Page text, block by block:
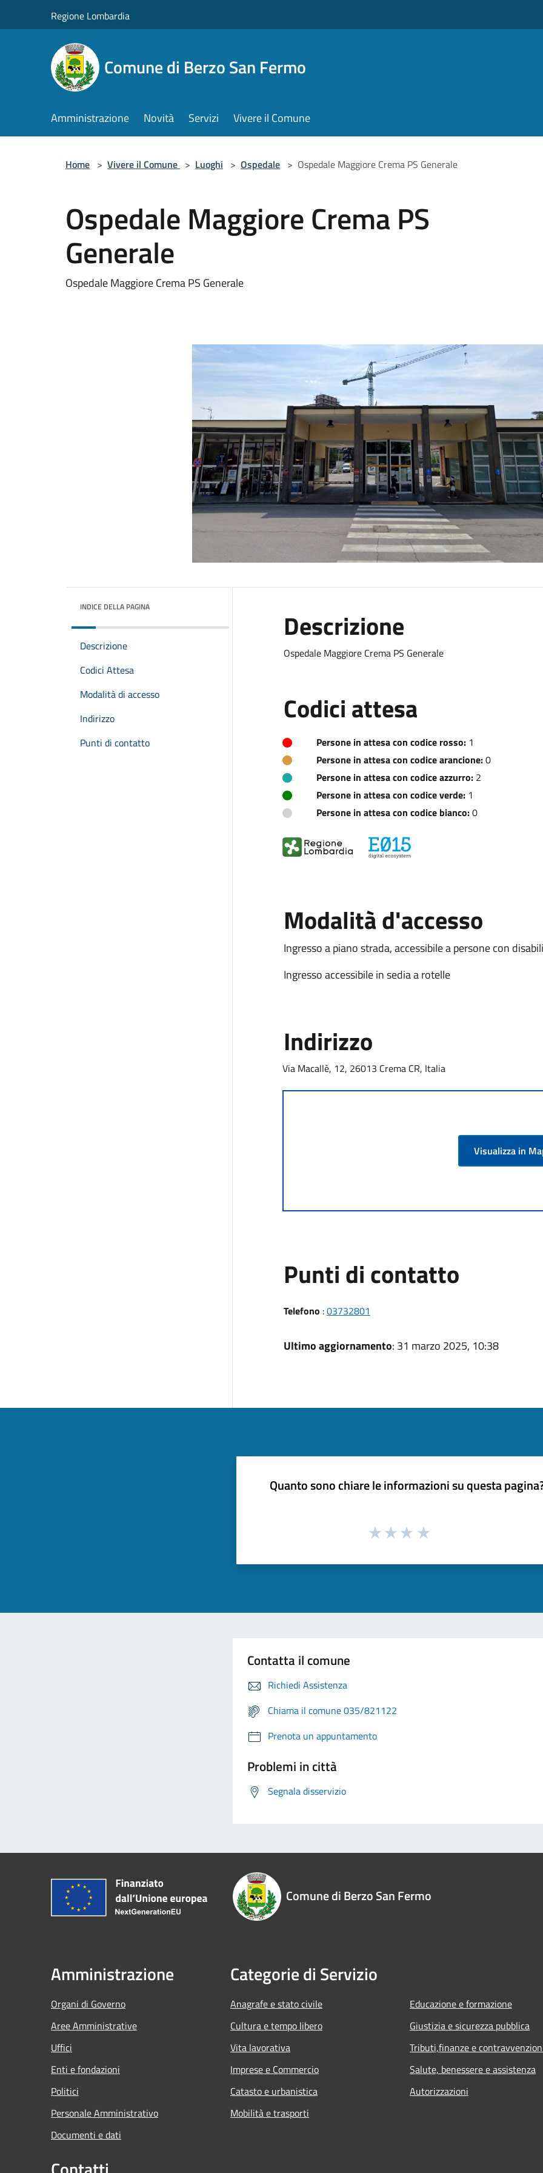
Regione Lombardia
Comune di Berzo San Fermo
Amministrazione Novità Servizi Vivere il Comune
Home > Vivere il Comune > Luoghi > Ospedale > Ospedale Maggiore Crema PS Generale
Ospedale Maggiore Crema PS
Generale
Ospedale Maggiore Crema PS Generale
INDICE DELLA PAGINA
Descrizione
Codici Attesa
Modalità di accesso
Indirizzo
Punti di contatto
Descrizione
Ospedale Maggiore Crema PS Generale
Codici attesa
Persone in attesa con codice rosso:1
Persone in attesa con codice arancione:0
Persone in attesa con codice azzurro:2
Persone in attesa con codice verde:1
Persone in attesa con codice bianco:0
Modalità d'accesso
Ingresso a piano strada, accessibile a persone con
Ingresso accessibile in sedia a rotelle
Indirizzo
Via Macallè, 12, 26013 Crema CR, Italia
Visualizza in
Punti di contatto
Telefono :03732801
Ultimo aggiornamento: 31 marzo 2025, 10:38
Quanto sono chiare le informazioni su questa
Contatta il comune
Richiedi Assistenza
Chiama il comune 035/821122
Prenota un appuntamento
Problemi in città
Segnala disservizio
Comune di Berzo San Fermo
Amministrazione
Organi di Governo
Aree Amministrative
Uffici
Enti e fondazioni
Politici
Personale Amministrativo
Documenti e dati
Categorie di Servizio
Anagrafe e stato civile
Cultura e tempo libero
Vita lavorativa
Imprese e Commercio
Catasto e urbanistica
Mobilità e trasporti
Educazione e formazione
Giustizia e sicurezza pubblica
Tributi,finanze e
Salute, benessere e assistenza
Autorizzazioni